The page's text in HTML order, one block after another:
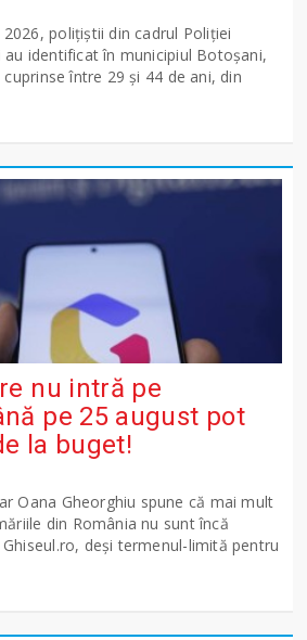
polițiștii din cadrul Poliției
identificat în municipiul Botoșani,
între 29 și 44 de ani, din
nu intră pe
pe 25 august pot
la buget!
Oana Gheorghiu spune că mai mult
din România nu sunt încă
deși termenul-limită pentru